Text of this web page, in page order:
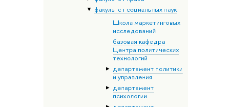
факультет социальных наук
Школа маркетинговых
исследований
базовая кафедра
Центра политических
технологий
департамент политики
и управления
департамент
психологии